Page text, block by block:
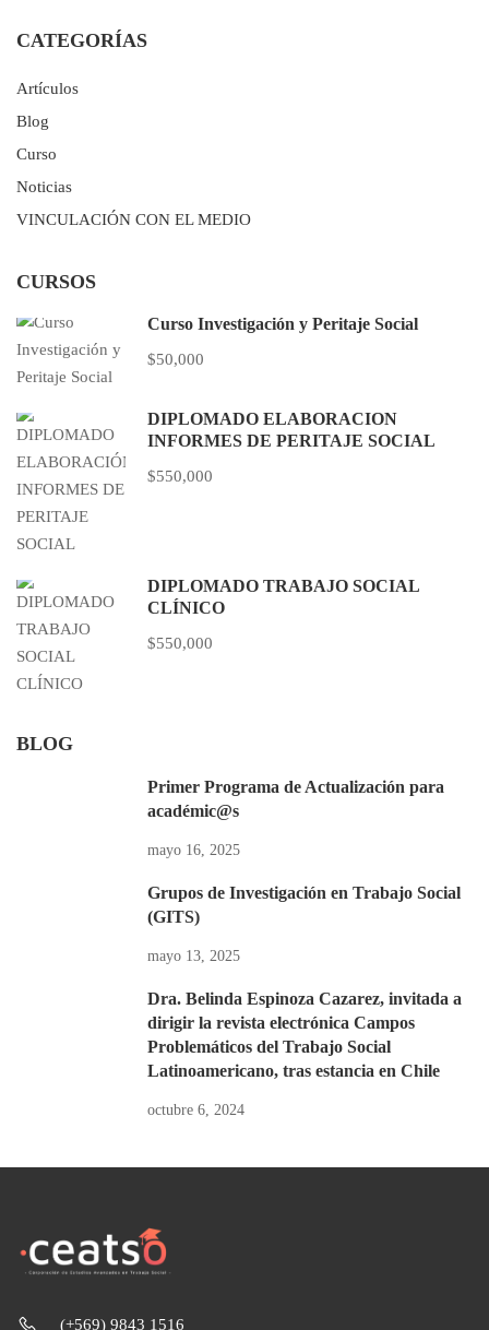
CATEGORÍAS
Artículos
Blog
Curso
Noticias
VINCULACIÓN CON EL MEDIO
CURSOS
Curso Investigación y Peritaje Social
$50,000
DIPLOMADO ELABORACIÓN
INFORMES DE PERITAJE SOCIAL
$550,000
DIPLOMADO TRABAJO SOCIAL
CLÍNICO
$550,000
BLOG
Primer Programa de Actualización para
académic@s
mayo 16, 2025
Grupos de Investigación en Trabajo Social
(GITS)
mayo 13, 2025
Dra. Belinda Espinoza Cazarez, invitada a
dirigir la revista electrónica Campos
Problemáticos del Trabajo Social
Latinoamericano, tras estancia en Chile
octubre 6, 2024
(+569) 9843 1516